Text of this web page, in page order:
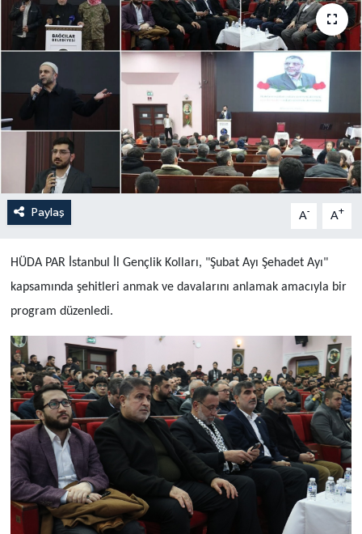
Paylaş A- A+
HÜDA PAR İstanbul İl Gençlik Kolları, "Şubat Ayı Şehadet Ayı"
kapsamında şehitleri anmak ve davalarını anlamak amacıyla bir
program düzenledi.
Teknoloji
Yaşam